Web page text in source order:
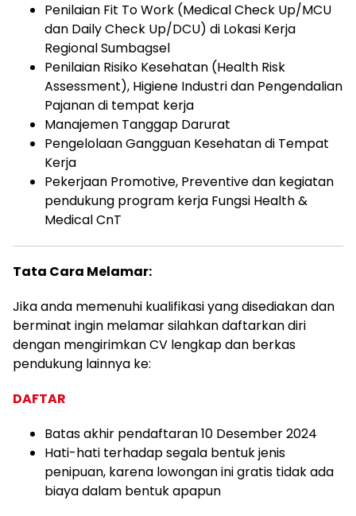
Penilaian Fit To Work (Medical Check Up/MCU
dan Daily Check Up/DCU) di Lokasi Kerja
Regional Sumbagsel
Penilaian Risiko Kesehatan (Health Risk
Assessment), Higiene Industri dan Pengendalian
Pajanan di tempat kerja
Manajemen Tanggap Darurat
Pengelolaan Gangguan Kesehatan di Tempat
Kerja
Pekerjaan Promotive, Preventive dan kegiatan
pendukung program kerja Fungsi Health &
Medical CnT
Tata Cara Melamar:
Jika anda memenuhi kualifikasi yang disediakan dan
berminat ingin melamar silahkan daftarkan diri
dengan mengirimkan CV lengkap dan berkas
pendukung lainnya ke:
DAFTAR
Batas akhir pendaftaran 10 Desember 2024
Hati-hati terhadap segala bentuk jenis
penipuan, karena lowongan ini gratis tidak ada
biaya dalam bentuk apapun